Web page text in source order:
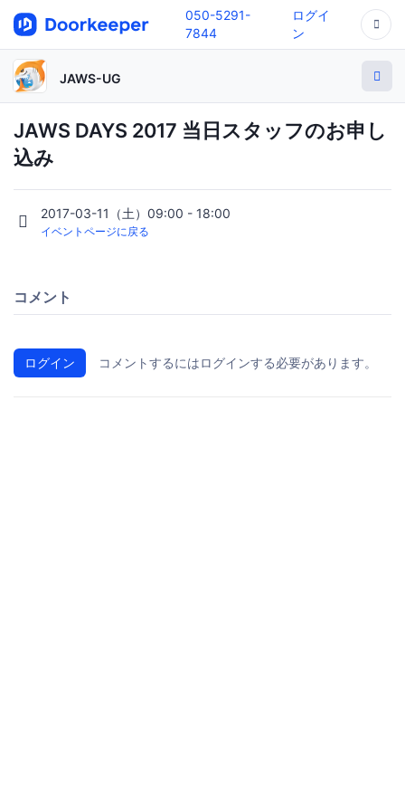
050-5291-
7844
ログイ
ン
JAWS-UG
JAWS DAYS 2017 当日スタッフのお申し
込み
2017-03-11（土）09:00 - 18:00
イベントページに戻る
コメント
ログイン コメントするにはログインする必要があります。